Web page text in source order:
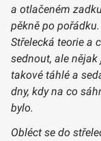
a otlačeném
pěkně po
Střelecká teorie a
sednout, ale
takové táhlé a
dny, kdy na co
bylo.
Obléct se do